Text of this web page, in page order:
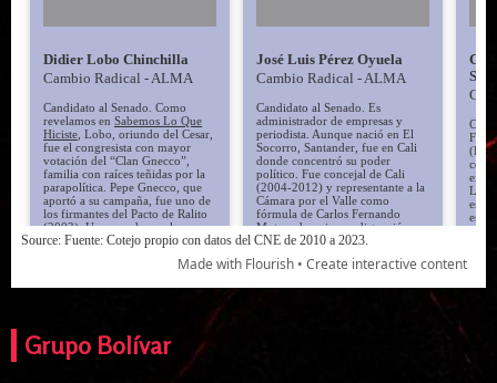
Grupo Bolívar